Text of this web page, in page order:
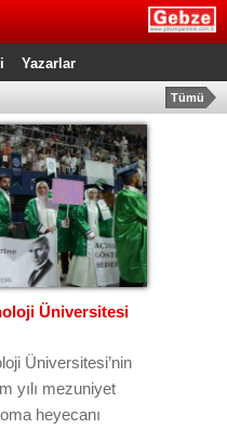
Yazarlar
Tümü
Üniversitesi
Üniversitesi’nin
yılı mezuniyet
heyecanı